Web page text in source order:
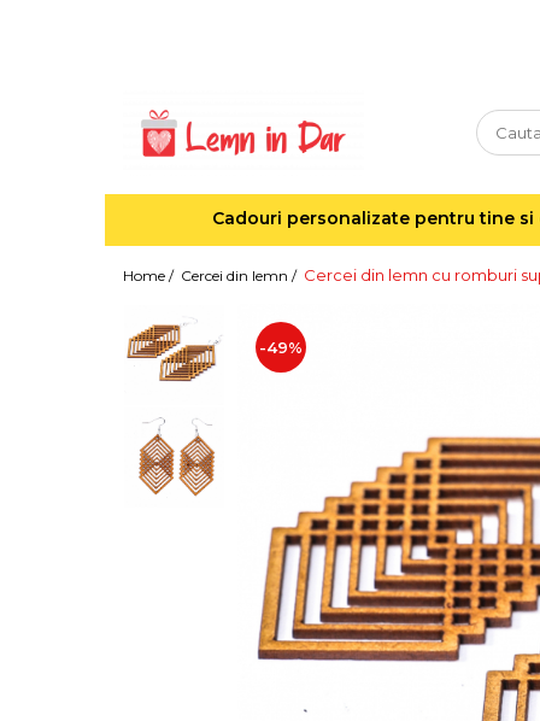
Agende din lemn
Decoratiuni cu lumina
Decoratiuni pentru cei dragi
Decoratiuni cu peisaje de iarna
Sosete de Craciun
Magneti de Craciun
Jucarii din lemn
Cadouri personalizate pentru tine si
Home / Cercei din lemn / Cercei din lemn cu romburi
-49%